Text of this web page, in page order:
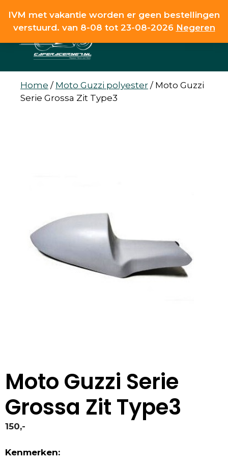
IVM met vakantie worden er geen bestellingen
verstuurd. van 8-08 tot 23-08-2026 Negeren
naar
inhoud
MENU
Home / Moto Guzzi polyester / Moto Guzzi
Serie Grossa Zit Type3
Moto Guzzi Serie
Grossa Zit Type3
150,-
Kenmerken: